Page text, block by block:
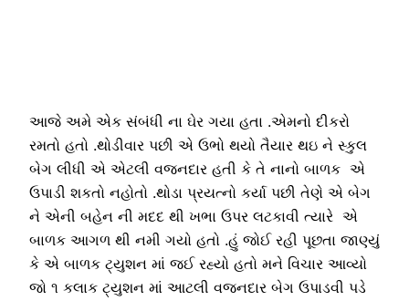
આજે અમે એક સંબંધી ના ઘેર ગયા હતા .એમનો દીકરો
રમતો હતો .થોડીવાર પછી એ ઉભો થયો તૈયાર થઇ ને સ્કુલ
બેગ લીધી એ એટલી વજનદાર હતી કે તે નાનો બાળક એ
ઉપાડી શકતો નહોતો .થોડા પ્રયત્નો કર્યા પછી તેણે એ બેગ
ને એની બહેન ની મદદ થી ખભા ઉપર લટકાવી ત્યારે એ
બાળક આગળ થી નમી ગયો હતો .હું જોઈ રહી પૂછતા જાણ્યું
કે એ બાળક ટ્યુશન માં જઈ રહ્યો હતો મને વિચાર આવ્યો
જો ૧ કલાક ટ્યુશન માં આટલી વજનદાર બેગ ઉપાડવી પડે